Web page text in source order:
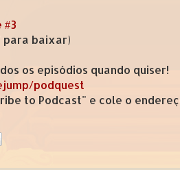
#3
para baixar)
os episódios quando quiser!
podquest
to Podcast" e cole o